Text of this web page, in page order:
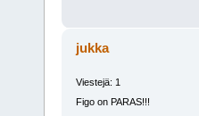
jukka
Viestejä: 1
Figo on PARAS!!!